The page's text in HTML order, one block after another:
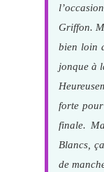
Griffon.
bien loin
jonque à
forte
finale.
Blancs,
de